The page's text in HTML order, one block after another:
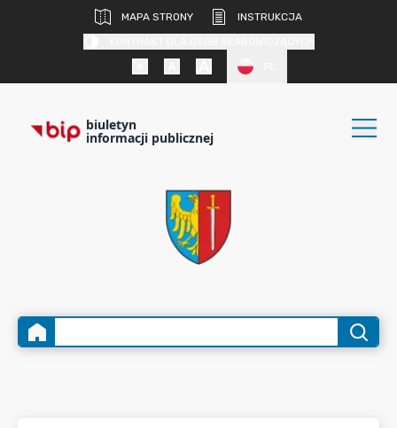
MAPA STRONY
INSTRUKCJA
biuletyn
informacji publicznej